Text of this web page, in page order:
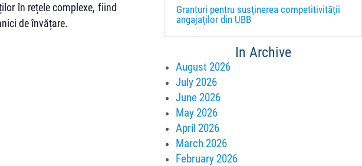
în rețele complexe, fiind
de învățare.
Granturi pentru susţinerea competitivităţii
angajaţilor din UBB
In Archive
August 2026
July 2026
June 2026
May 2026
April 2026
March 2026
February 2026